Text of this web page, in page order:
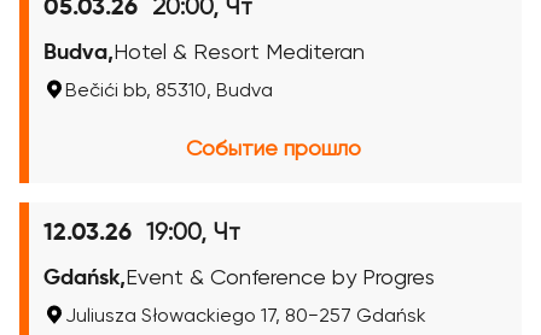
05.03.26 20:00, Чт
Budva, Hotel & Resort Mediteran
Bečići bb, 85310, Budva
Событие прошло
12.03.26 19:00, Чт
Gdańsk, Event & Conference by Progres
Juliusza Słowackiego 17, 80−257 Gdańsk